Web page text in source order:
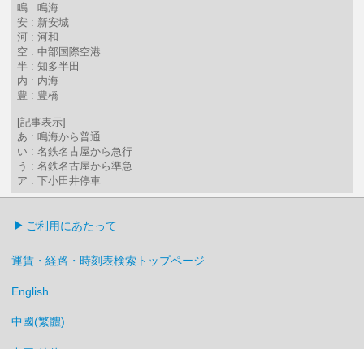
鳴 : 鳴海
安 : 新安城
河 : 河和
空 : 中部国際空港
半 : 知多半田
内 : 内海
豊 : 豊橋
[記事表示]
あ : 鳴海から普通
い : 名鉄名古屋から急行
う : 名鉄名古屋から準急
ア : 下小田井停車
ご利用にあたって
運賃・経路・時刻表検索トップページ
English
中國(繁體)